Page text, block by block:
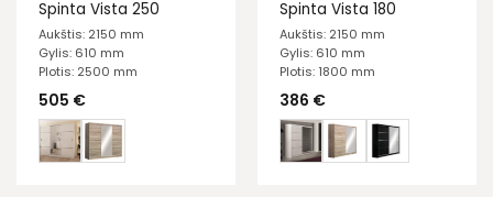
Spinta Vista 250
Aukštis: 2150 mm
Gylis: 610 mm
Plotis: 2500 mm
505 €
Spinta Vista 180
Aukštis: 2150 mm
Gylis: 610 mm
Plotis: 1800 mm
386 €